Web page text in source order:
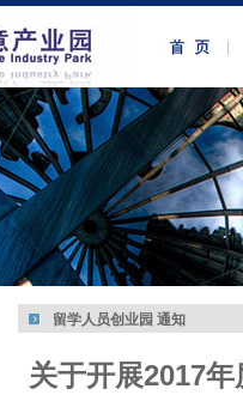
留学人员创业园 通知
关于开展2017